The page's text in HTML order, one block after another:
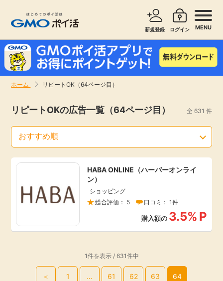
新規登録 ログイン MENU
ホーム リピートOK（64ページ目）
サービスで探す ショッピングで探す
旅行・レンタカー
無料サービス
エンタメ
クレジットカード
買取・査定
リピートOKの広告一覧（64ページ目） 全 631 件
HABA ONLINE（ハーバーオンライ
ン）
ショッピング
総合評価： 5
口コミ： 1件
購入額の 3.5% P
1件を表示 / 631件中
＜ 1 … 61 62 63 64